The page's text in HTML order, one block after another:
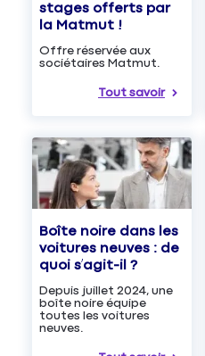
stages offerts par
la Matmut !
Offre réservée aux
sociétaires Matmut.
Tout savoir
Boîte noire dans les
voitures neuves : de
quoi s’agit-il ?
Depuis juillet 2024, une
boîte noire équipe
toutes les voitures
neuves.